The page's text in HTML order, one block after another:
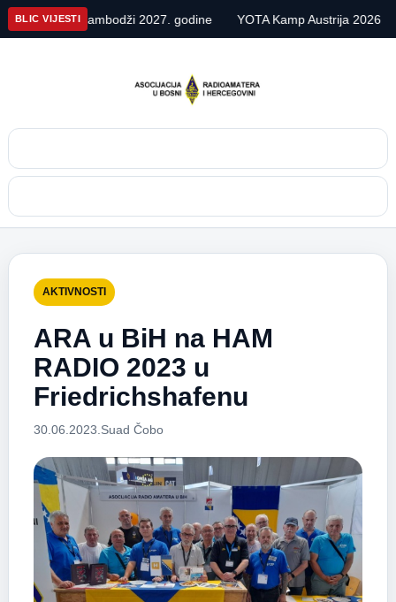
BLIC VIJESTI
u Kambodži 2027. godine YOTA Kamp Austrija 2026 Alpe
AKTIVNOSTI
ARA u BiH na HAM
RADIO 2023 u
Friedrichshafenu
30.06.2023. Suad Čobo